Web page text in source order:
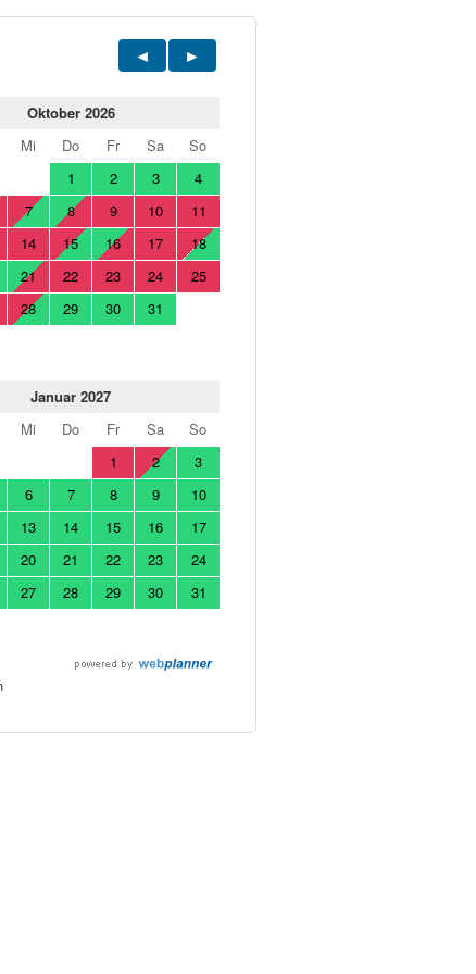
Oktober 2026
Mi Do Fr Sa
So
1
2 3
4
7 8 9 10
11
14 15 16 17
18
21 22 23 24
25
28 29 30 31
Januar 2027
Mi Do Fr Sa
So
1
2
3
6 7 8 9
10
13 14 15 16
17
20 21 22 23
24
27 28 29 30 31